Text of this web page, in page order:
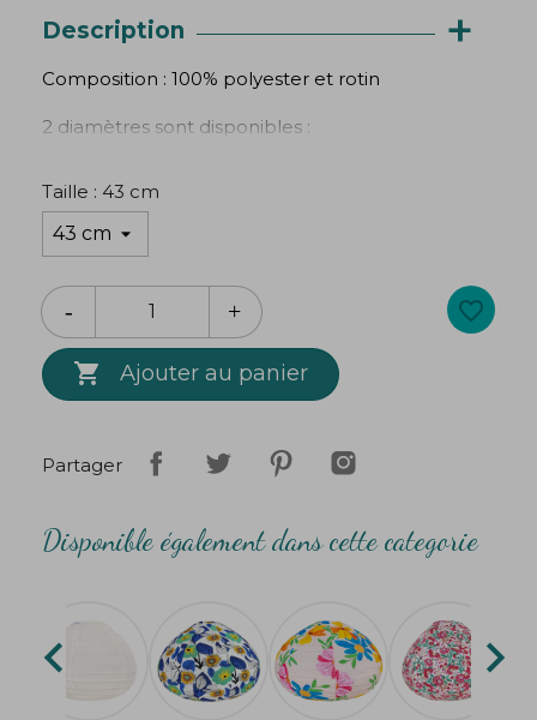
Description +
Composition : 100% polyester et rotin
2 diamètres sont disponibles :
Ampoule 60W max ou économie d'énergie et
led
Création Bibop
Taille : 43 cm
 Ajouter au panier
favorite_border
Partager
Disponible également dans cette categorie
 